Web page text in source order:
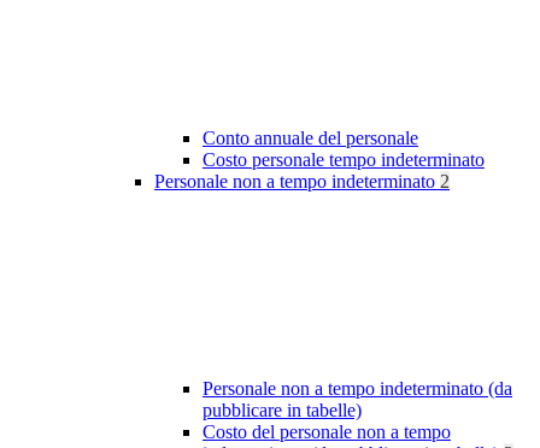
Conto annuale del personale
Costo personale tempo indeterminato
Personale non a tempo indeterminato 2
Personale non a tempo indeterminato (da
pubblicare in tabelle)
Costo del personale non a tempo